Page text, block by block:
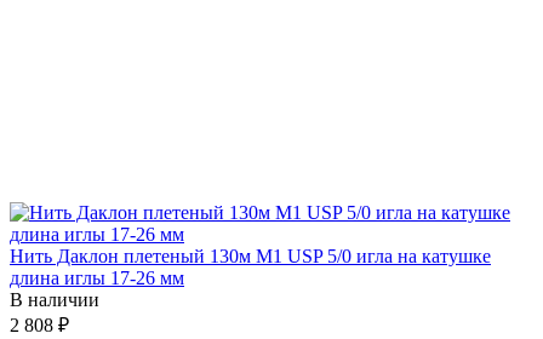
Нить Даклон плетеный 130м М1 USP 5/0 игла на катушке
длина иглы 17-26 мм
В наличии
2 808 ₽